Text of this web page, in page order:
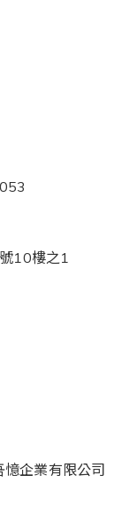
10樓之1
企業有限公司